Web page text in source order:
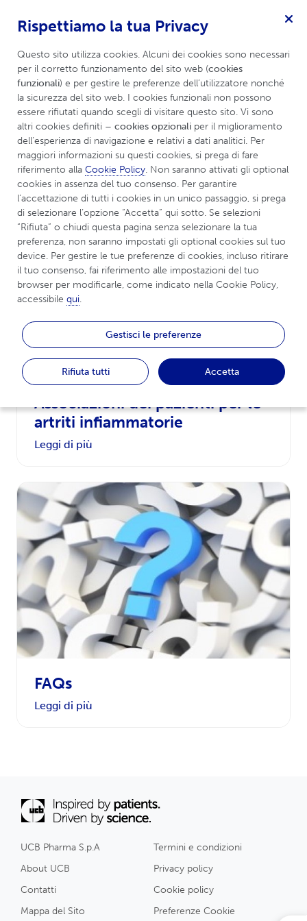
per Artrititi Infiammatorie
Menu
UCBCares Consigli e risorse
Consigli e Risorse
Associazioni dei pazienti per le
artriti infiammatorie
Leggi di più
FAQs
Leggi di più
UCB Pharma S.p.A
About UCB
Contatti
Mappa del Sito
Termini e condizioni
Privacy policy
Cookie policy
Preferenze Cookie
Rispettiamo la tua Privacy
Questo sito utilizza cookies. Alcuni dei cookies sono necessari
per il corretto funzionamento del sito web (cookies
funzionali) e per gestire le preferenze dell’utilizzatore nonché
la sicurezza del sito web. I cookies funzionali non possono
essere rifiutati quando scegli di visitare questo sito. Vi sono
altri cookies definiti – cookies opzionali per il miglioramento
dell’esperienza di navigazione e relativi a dati analitici. Per
maggiori informazioni su questi cookies, si prega di fare
riferimento alla Cookie Policy. Non saranno attivati gli optional
cookies in assenza del tuo consenso. Per garantire
l’accettazione di tutti i cookies in un unico passaggio, si prega
di selezionare l’opzione “Accetta” qui sotto. Se selezioni
“Rifiuta” o chiudi questa pagina senza selezionare la tua
preferenza, non saranno impostati gli optional cookies sul tuo
device. Per gestire le tue preferenze di cookies, incluso ritirare
il tuo consenso, fai riferimento alle impostazioni del tuo
browser per modificarle, come indicato nella Cookie Policy,
accessibile qui.
Rifiuta tutti
Gestisci le preferenze
Accetta